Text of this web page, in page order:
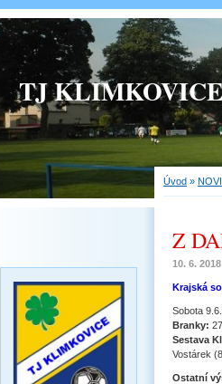
TJ
Úvod »
Z
10. 6. 2018
Krajská
Sobota
Branky:
Sestava
Vostárek
Ostatní